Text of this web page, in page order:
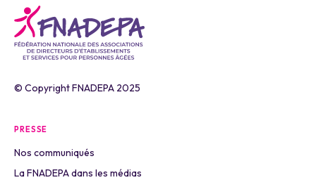
© Copyright FNADEPA 2025
PRESSE
Nos communiqués
La FNADEPA dans les médias